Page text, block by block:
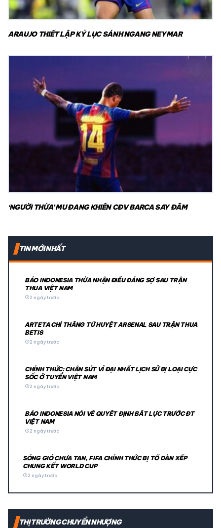
ARAUJO THIẾT LẬP KỶ LỤC SÁNH NGANG NEYMAR
‘NGƯỜI THỪA’ MU ĐANG KHIẾN CĐV BARCA SAY ĐẮM
TIN MỚI NHẤT
BÁO INDONESIA THỪA NHẬN ĐIỀU ĐÁNG SỢ SAU TRẬN
THUA VIỆT NAM
schedule2 ngày trước
ARTETA CHỈ THẲNG TỬ HUYỆT ARSENAL SAU TRẬN THUA
BETIS
schedule2 ngày trước
CHÍNH THỨC: CHÂN SÚT VĨ ĐẠI NHẤT LỊCH SỬ BỊ LOẠI CỰC
SỐC Ở TUYỂN VIỆT NAM
schedule2 ngày trước
BÁO INDONESIA NÓI VỀ QUYẾT ĐỊNH BẤT LỰC TRƯỚC ĐT
VIỆT NAM
schedule2 ngày trước
SÓNG GIÓ CHƯA TAN, FIFA CHÍNH THỨC BỊ TỐ DÀN XẾP
CHUNG KẾT WORLD CUP
schedule2 ngày trước
THỊ TRƯỜNG CHUYỂN NHƯỢNG